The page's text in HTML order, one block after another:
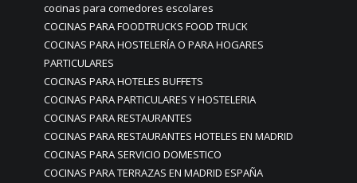
cocinas para comedores escolares
COCINAS PARA FOODTRUCKS FOOD TRUCK
COCINAS PARA HOSTELERÍA O PARA HOGARES
PARTICULARES
COCINAS PARA HOTELES BUFFETS
COCINAS PARA PARTICULARES Y HOSTELERIA
COCINAS PARA RESTAURANTES
COCINAS PARA RESTAURANTES HOTELES EN MADRID
COCINAS PARA SERVICIO DOMESTICO
COCINAS PARA TERRAZAS EN MADRID ESPAÑA